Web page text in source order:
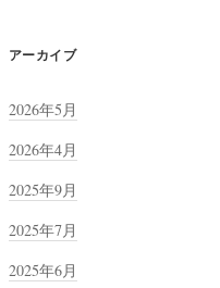
アーカイブ
2026年5月
2026年4月
2025年9月
2025年7月
2025年6月